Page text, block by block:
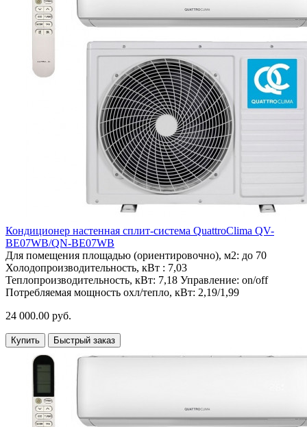
Кондиционер настенная сплит-система QuattroClima QV-
BE07WB/QN-BE07WB
Для помещения площадью (ориентировочно), м2: до 70
Холодопроизводительность, кВт : 7,03
Теплопроизводительность, кВт: 7,18 Управление: on/off
Потребляемая мощность охл/тепло, кВт: 2,19/1,99
24 000.00 руб.
Купить Быстрый заказ